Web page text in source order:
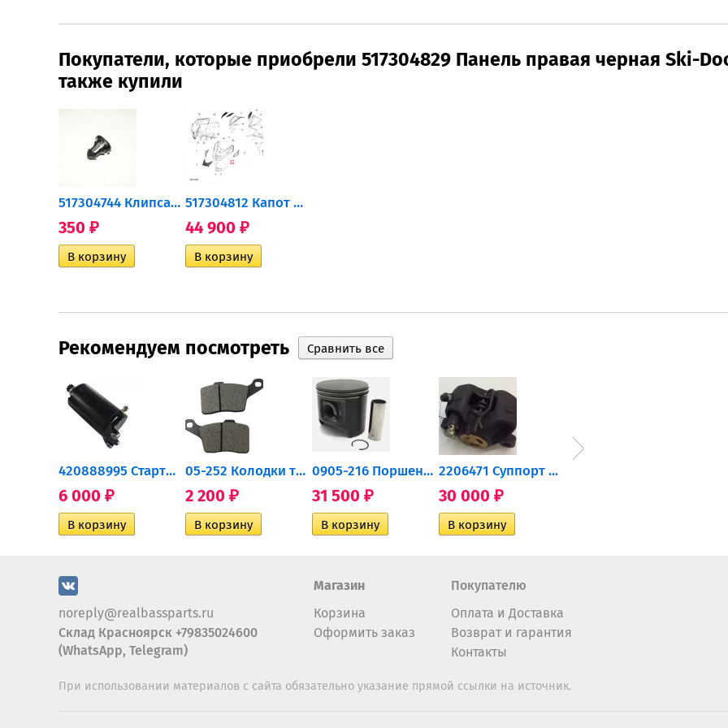
Покупатели, которые приобрели 517304829 Панель правая черная Ski-
также купили
517304744 Клипса крепления...
350 ₽
517304812 Капот черный...
44 900 ₽
Рекомендуем посмотреть
420888995 Стартер для...
6 000 ₽
05-252 Колодки тормозные...
2 200 ₽
0905-216 Поршень Arctic Cat...
31 500 ₽
2206471 Суппорт тормозной...
30 000 ₽
noreply@realbassparts.ru
Склад Красноярск +79835024600
(WhatsApp, Telegram)
Магазин
Корзина
Оформить заказ
Покупателю
Оплата и Доставка
Возврат и гарантия
Контакты
При использовании материалов с сайта обязательно указание прямой ссылки на источник.